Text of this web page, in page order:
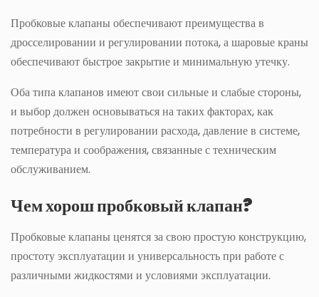
Пробковые клапаны обеспечивают преимущества в
дросселировании и регулировании потока, а шаровые краны
обеспечивают быстрое закрытие и минимальную утечку.
Оба типа клапанов имеют свои сильные и слабые стороны,
и выбор должен основываться на таких факторах, как
потребности в регулировании расхода, давление в системе,
температура и соображения, связанные с техническим
обслуживанием.
Чем хорош пробковый клапан?
Пробковые клапаны ценятся за свою простую конструкцию,
простоту эксплуатации и универсальность при работе с
различными жидкостями и условиями эксплуатации.